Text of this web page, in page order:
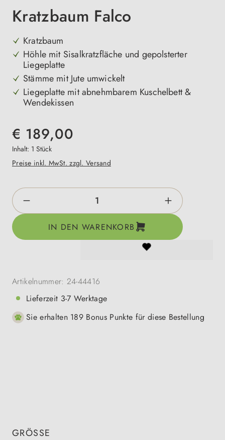
Kratzbaum Falco
Kratzbaum
Höhle mit Sisalkratzfläche und gepolsterter
Liegeplatte
Stämme mit Jute umwickelt
Liegeplatte mit abnehmbarem Kuschelbett &
Wendekissen
€ 189,00
Inhalt: 1 Stück
Preise inkl. MwSt. zzgl. Versand
Produkt Anzahl: Gib den gewünschten
IN DEN WARENKORB
Artikelnummer: 24-44416
Lieferzeit 3-7 Werktage
Sie erhalten 189 Bonus Punkte für diese Bestellung
GRÖSSE